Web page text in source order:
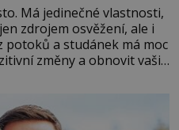
Má jedinečné vlastnosti,
zdrojem osvěžení, ale i
potoků a studánek má moc
změny a obnovit vaši
do svého života